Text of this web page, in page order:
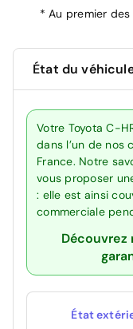
*Au premier
État du
Votre Toyota C-
dans l’un de nos
France. Notre
vous proposer
: elle est ainsi
commerciale
Découvrez
État